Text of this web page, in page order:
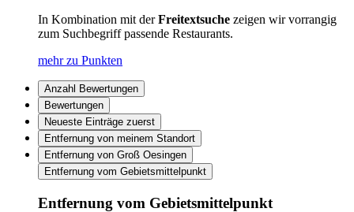
In Kombination mit derFreitextsuche zeigen wir vorrangig
zum Suchbegriff passende Restaurants.
mehr zu Punkten
Anzahl Bewertungen
Bewertungen
Neueste Einträge zuerst
Entfernung von meinem Standort
Entfernung von Groß Oesingen
Entfernung vom Gebietsmittelpunkt
Entfernung vom Gebietsmittelpunkt